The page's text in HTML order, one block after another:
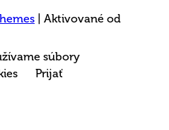
| Aktivované od
súbory
Prijať